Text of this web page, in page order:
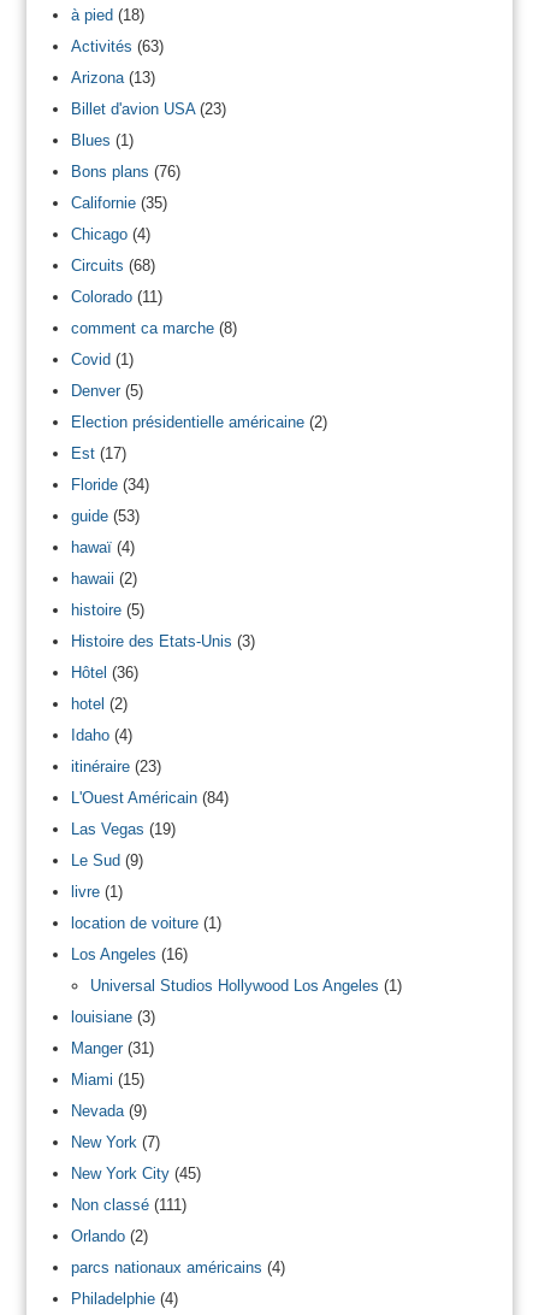
à pied(18)
Activités (63)
Arizona(13)
Billet d'avion USA(23)
Blues (1)
Bons plans (76)
Californie(35)
Chicago(4)
Circuits (68)
Colorado(11)
comment ca marche(8)
Covid(1)
Denver(5)
Election présidentielle américaine(2)
Est(17)
Floride(34)
guide(53)
hawaï(4)
hawaii (2)
histoire(5)
Histoire des Etats-Unis (3)
Hôtel (36)
hotel (2)
Idaho(4)
itinéraire(23)
L'Ouest Américain(84)
Las Vegas (19)
Le Sud(9)
livre(1)
location de voiture(1)
Los Angeles (16)
Universal Studios Hollywood Los Angeles (1)
louisiane(3)
Manger(31)
Miami (15)
Nevada(9)
New York (7)
New York City(45)
Non classé(111)
Orlando(2)
parcs nationaux américains (4)
Philadelphie(4)